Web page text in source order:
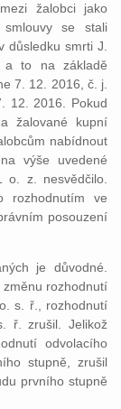
žalobci jako
se stali
důsledku smrti J.
a to na základě
7. 12. 2016, č. j.
12. 2016. Pokud
žalované kupní
nabídnout
výše uvedené
z. nesvědčilo.
rozhodnutím ve
posouzení
je důvodné.
rozhodnutí
s. ř., rozhodnutí
ř. zrušil. Jelikož
odvolacího
stupně, zrušil
prvního stupně